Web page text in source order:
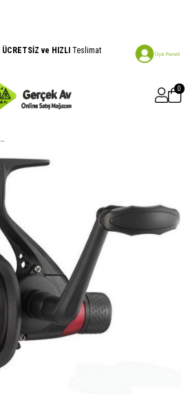
ÜCRETSİZ ve HIZLI Teslimat
0
Avocet Steel Makina